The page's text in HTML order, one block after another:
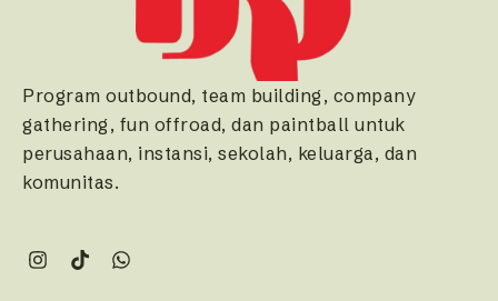
Program outbound, team building, company
gathering, fun offroad, dan paintball untuk
perusahaan, instansi, sekolah, keluarga, dan
komunitas.